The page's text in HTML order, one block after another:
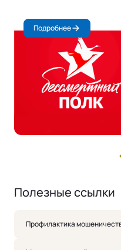
Подробнее
Полезные ссылки
Профилактика